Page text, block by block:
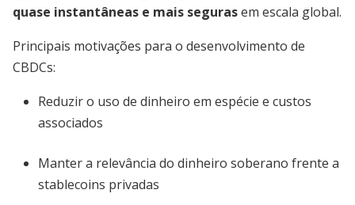
quase instantâneas e mais segurasem escala global.
Principais motivações para o desenvolvimento de
CBDCs:
Reduzir o uso de dinheiro em espécie e custos
associados
Manter a relevância do dinheiro soberano frente a
stablecoins privadas